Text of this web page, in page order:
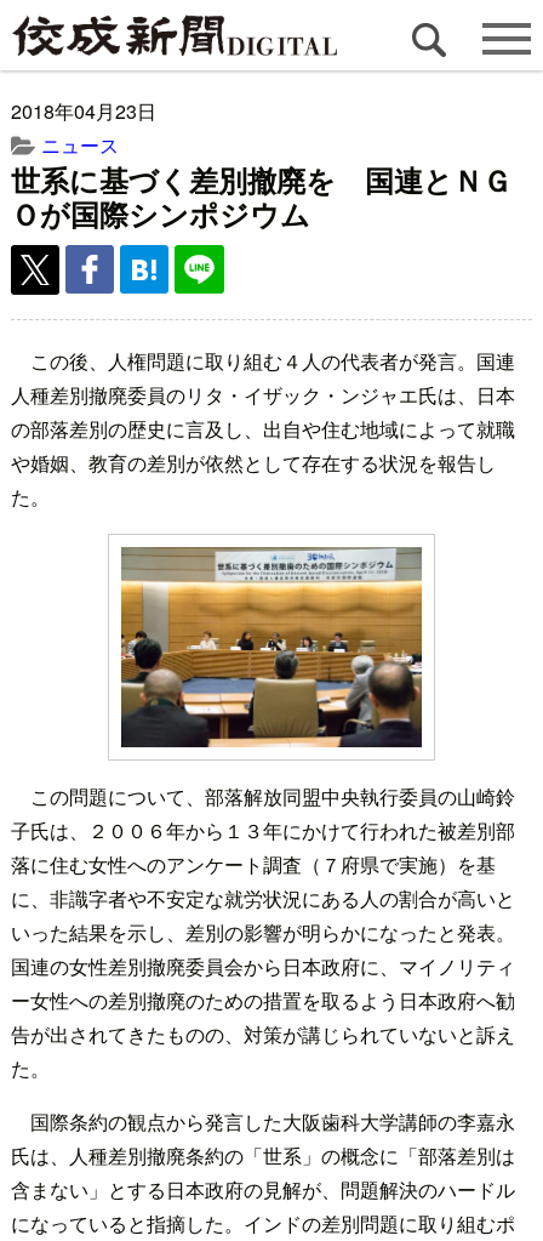
2018年04月23日
ニュース
世系に基づく差別撤廃を 国連とＮＧ
Ｏが国際シンポジウム
この後、人権問題に取り組む４人の代表者が発言。国連
人種差別撤廃委員のリタ・イザック・ンジャエ氏は、日本
の部落差別の歴史に言及し、出自や住む地域によって就職
や婚姻、教育の差別が依然として存在する状況を報告し
た。
この問題について、部落解放同盟中央執行委員の山崎鈴
子氏は、２００６年から１３年にかけて行われた被差別部
落に住む女性へのアンケート調査（７府県で実施）を基
に、非識字者や不安定な就労状況にある人の割合が高いと
いった結果を示し、差別の影響が明らかになったと発表。
国連の女性差別撤廃委員会から日本政府に、マイノリティ
ー女性への差別撤廃のための措置を取るよう日本政府へ勧
告が出されてきたものの、対策が講じられていないと訴え
た。
国際条約の観点から発言した大阪歯科大学講師の李嘉永
氏は、人種差別撤廃条約の「世系」の概念に「部落差別は
含まない」とする日本政府の見解が、問題解決のハードル
になっていると指摘した。インドの差別問題に取り組むポ